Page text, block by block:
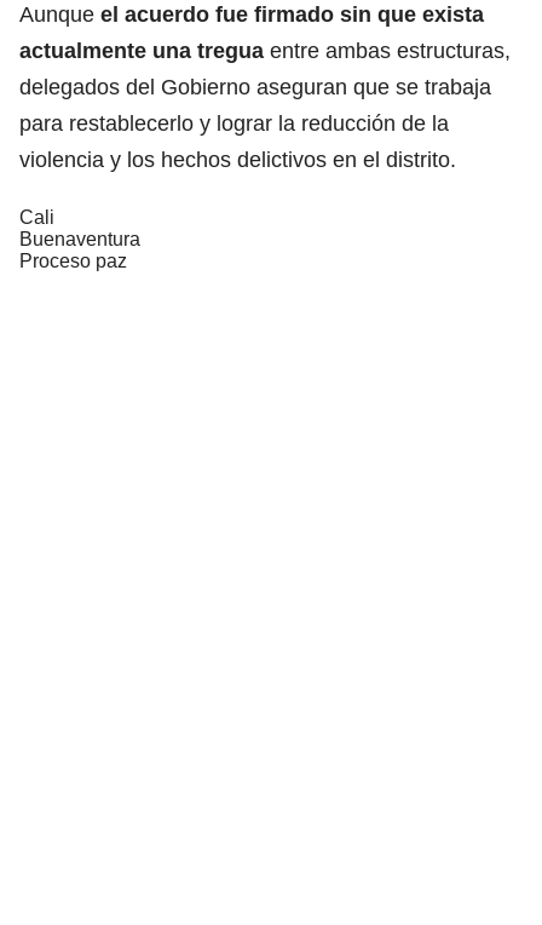
Aunque el acuerdo fue firmado sin que exista
actualmente una tregua entre ambas estructuras,
delegados del Gobierno aseguran que se trabaja
para restablecerlo y lograr la reducción de la
violencia y los hechos delictivos en el distrito.
Cali
Buenaventura
Proceso paz